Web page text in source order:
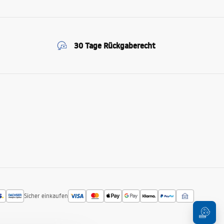
30 Tage Rückgaberecht
Sicher einkaufen